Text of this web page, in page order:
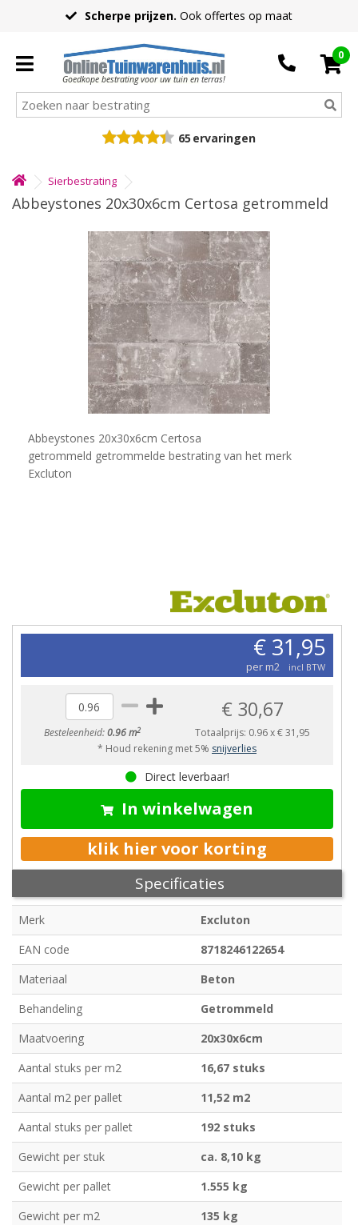
Scherpe prijzen. Ook offertes op maat
Goedkope bestrating voor uw tuin en terras!
0
65 ervaringen
Sierbestrating
Abbeystones 20x30x6cm Certosa getrommeld
Abbeystones 20x30x6cm Certosa
getrommeld getrommelde bestrating van het merk
Excluton
€ 31,95
per m2 incl BTW
Besteleenheid:0.96 m2
€ 30,67
Totaalprijs: 0.96x€ 31,95
* Houd rekening met 5% snijverlies
Direct leverbaar!
In winkelwagen
klik hier voor korting
Specificaties
Merk
Excluton
EAN code
8718246122654
Materiaal
Beton
Behandeling
Getrommeld
Maatvoering
20x30x6cm
Aantal stuks per m2
16,67 stuks
Aantal m2 per pallet
11,52 m2
Aantal stuks per pallet
192 stuks
Gewicht per stuk
ca. 8,10 kg
Gewicht per pallet
1.555 kg
Gewicht per m2
135 kg